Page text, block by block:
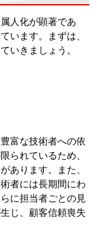
人化が顕著であ
います。まずは、
いきましょう。
富な技術者への依
られているため、
あります。また、
者には長期間にわ
に担当者ごとの見
じ、顧客信頼喪失